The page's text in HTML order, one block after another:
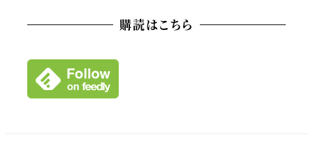
ブ
購読はこちら